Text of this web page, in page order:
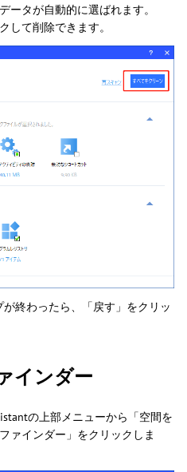
ータが自動的に選ばれます。
して削除できます。
終わったら、「戻す」をクリッ
インダー
の上部メニューから「空間を
ァインダー」をクリックしま